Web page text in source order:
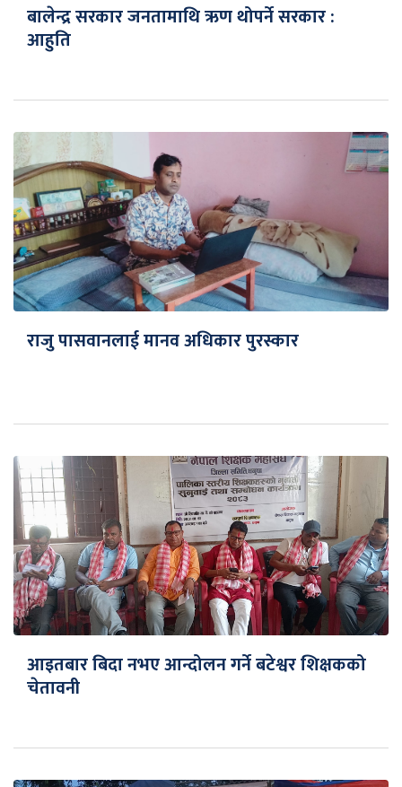
बालेन्द्र सरकार जनतामाथि ऋण थोपर्ने सरकार :
आहुति
राजु पासवानलाई मानव अधिकार पुरस्कार
आइतबार बिदा नभए आन्दोलन गर्ने बटेश्वर शिक्षकको
चेतावनी